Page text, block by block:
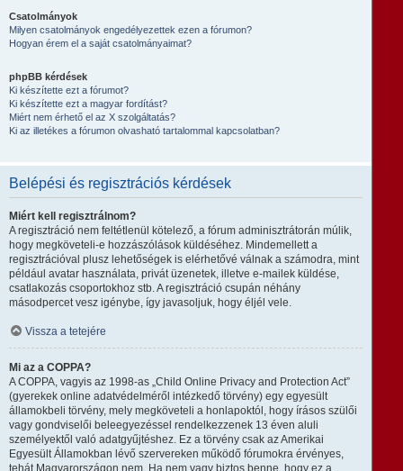
Csatolmányok
Milyen csatolmányok engedélyezettek ezen a fórumon?
Hogyan érem el a saját csatolmányaimat?
phpBB kérdések
Ki készítette ezt a fórumot?
Ki készítette ezt a magyar fordítást?
Miért nem érhető el az X szolgáltatás?
Ki az illetékes a fórumon olvasható tartalommal kapcsolatban?
Belépési és regisztrációs kérdések
Miért kell regisztrálnom?
A regisztráció nem feltétlenül kötelező, a fórum adminisztrátorán múlik,
hogy megköveteli-e hozzászólások küldéséhez. Mindemellett a
regisztrációval plusz lehetőségek is elérhetővé válnak a számodra, mint
például avatar használata, privát üzenetek, illetve e-mailek küldése,
csatlakozás csoportokhoz stb. A regisztráció csupán néhány
másodpercet vesz igénybe, így javasoljuk, hogy éljél vele.
Vissza a tetejére
Mi az a COPPA?
A COPPA, vagyis az 1998-as „Child Online Privacy and Protection Act”
(gyerekek online adatvédelméről intézkedő törvény) egy egyesült
államokbeli törvény, mely megköveteli a honlapoktól, hogy írásos szülői
vagy gondviselői beleegyezéssel rendelkezzenek 13 éven aluli
személyektől való adatgyűjtéshez. Ez a törvény csak az Amerikai
Egyesült Államokban lévő szervereken működő fórumokra érvényes,
tehát Magyarországon nem. Ha nem vagy biztos benne, hogy ez a